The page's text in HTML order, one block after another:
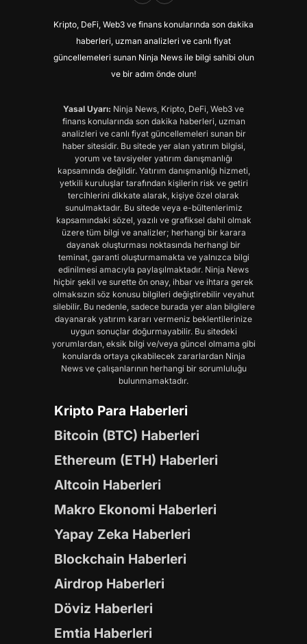
Kripto, DeFi, Web3 ve finans konularında son dakika
haberleri, uzman analizleri ve canlı fiyat
güncellemeleri sunan Ninja News ile bilgi sahibi olun
ve bir adım önde olun!
Yasal Uyarı: Ninja News, Kripto, DeFi, Web3 ve
finans konularında son dakika haberleri, uzman
analizleri ve canlı fiyat güncellemeleri sunan bir
haber sitesidir. Bu sitede yer alan yatırım bilgisi,
yorum ve tavsiyeler yatırım danışmanlığı
kapsamında değildir. Yatırım danışmanlığı hizmeti,
yetkili kuruluşlar tarafından kişilerin risk ve getiri
tercihlerini dikkate alarak, kişiye özel olarak
sunulmaktadır. Bu sitede veya e-bültenlerimiz
kapsamındaki sözel, yazılı ve grafiksel dahil olmak
üzere tüm bilgi ve analizler; herhangi bir karara
dayanak oluşturması noktasında herhangi bir
teminat, garanti oluşturmamakta ve yalnızca bilgi
edinilmesi amacıyla paylaşılmaktadır. Ninja News
hiçbir şekil ve surette ön onay, ihbar ve ihtara gerek
olmaksızın söz konusu bilgileri değiştirebilir veyahut
silebilir. Bu nedenle, sadece burada yer alan bilgilere
dayanarak yatırım kararı vermeniz beklentilerinize
uygun sonuçlar doğurmayabilir. Bu sitedeki
yorumlardan, eksik bilgi ve/veya güncel olmama gibi
konularda ortaya çıkabilecek zararlardan Ninja
News ve çalışanlarının herhangi bir sorumluluğu
bulunmamaktadır.
Kripto Para Haberleri
Bitcoin (BTC) Haberleri
Ethereum (ETH) Haberleri
Altcoin Haberleri
Makro Ekonomi Haberleri
Yapay Zeka Haberleri
Blockchain Haberleri
Airdrop Haberleri
Döviz Haberleri
Emtia Haberleri